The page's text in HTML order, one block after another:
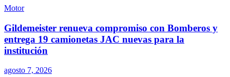
Motor
Gildemeister renueva compromiso con Bomberos y
entrega 19 camionetas JAC nuevas para la
institución
agosto 7, 2026